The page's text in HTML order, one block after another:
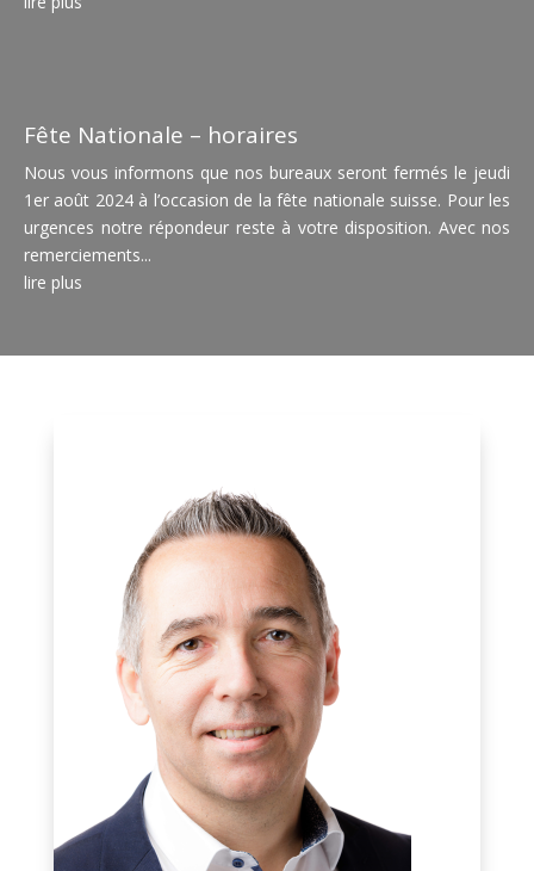
Fête Nationale – horaires
Nous vous informons que nos bureaux seront fermés le jeudi
1er août 2024 à l’occasion de la fête nationale suisse. Pour les
urgences notre répondeur reste à votre disposition. Avec nos
remerciements...
lire plus